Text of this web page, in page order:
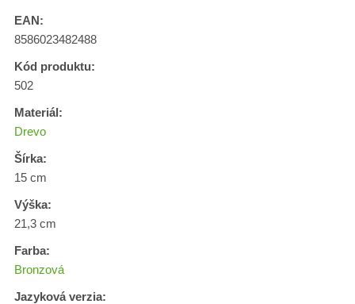
EAN:
8586023482488
Kód produktu:
502
Materiál:
Drevo
Šírka:
15 cm
Výška:
21,3 cm
Farba:
Bronzová
Jazyková verzia: